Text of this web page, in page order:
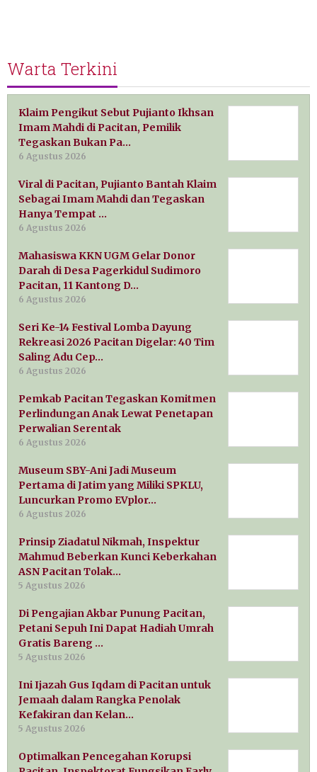
Warta Terkini
Klaim Pengikut Sebut Pujianto Ikhsan
Imam Mahdi di Pacitan, Pemilik
Tegaskan Bukan Pa…
6 Agustus 2026
Viral di Pacitan, Pujianto Bantah Klaim
Sebagai Imam Mahdi dan Tegaskan
Hanya Tempat …
6 Agustus 2026
Mahasiswa KKN UGM Gelar Donor
Darah di Desa Pagerkidul Sudimoro
Pacitan, 11 Kantong D…
6 Agustus 2026
Seri Ke-14 Festival Lomba Dayung
Rekreasi 2026 Pacitan Digelar: 40 Tim
Saling Adu Cep…
6 Agustus 2026
Pemkab Pacitan Tegaskan Komitmen
Perlindungan Anak Lewat Penetapan
Perwalian Serentak
6 Agustus 2026
Museum SBY-Ani Jadi Museum
Pertama di Jatim yang Miliki SPKLU,
Luncurkan Promo EVplor…
6 Agustus 2026
Prinsip Ziadatul Nikmah, Inspektur
Mahmud Beberkan Kunci Keberkahan
ASN Pacitan Tolak…
5 Agustus 2026
Di Pengajian Akbar Punung Pacitan,
Petani Sepuh Ini Dapat Hadiah Umrah
Gratis Bareng …
5 Agustus 2026
Ini Ijazah Gus Iqdam di Pacitan untuk
Jemaah dalam Rangka Penolak
Kefakiran dan Kelan…
5 Agustus 2026
Optimalkan Pencegahan Korupsi